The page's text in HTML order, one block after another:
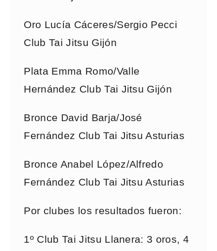
Oro Lucía Cáceres/Sergio Pecci
Club Tai Jitsu Gijón
Plata Emma Romo/Valle
Hernández Club Tai Jitsu Gijón
Bronce David Barja/José
Fernández Club Tai Jitsu Asturias
Bronce Anabel López/Alfredo
Fernández Club Tai Jitsu Asturias
Por clubes los resultados fueron:
1º Club Tai Jitsu Llanera: 3 oros, 4